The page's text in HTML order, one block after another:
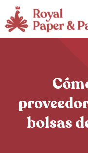
bolsas